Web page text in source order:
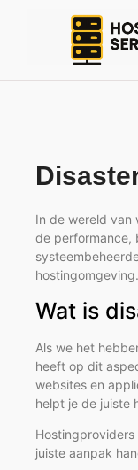
In de wereld van
de performance,
hostingomgeving.
Wat is
Als we het
heeft op dit
websites en
helpt je de juiste
juiste aanpak